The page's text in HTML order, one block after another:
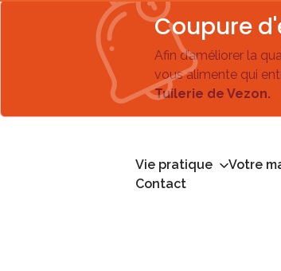
Coupure
Afin d’améliorer la
vous alimente qui
Tuilerie de Vezon.
Vie pratique Votre
Contact